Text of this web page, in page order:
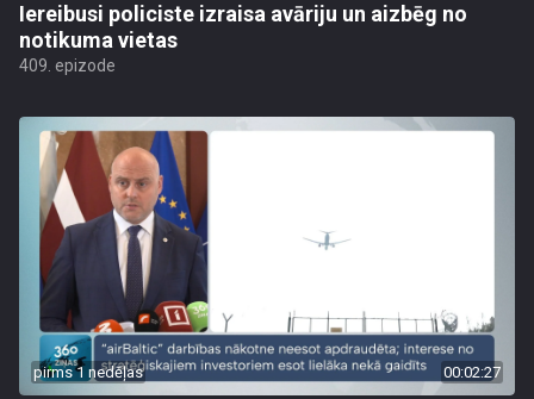
Iereibusi policiste izraisa avāriju un aizbēg no
notikuma vietas
409. epizode
pirms 1 nedēļas 00:02:27